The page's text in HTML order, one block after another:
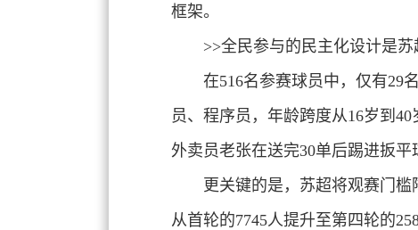
框架。
>>全民参与的民主化设计是苏
在516名参赛球员中，仅有29
员、程序员，年龄跨度从16岁到
外卖员老张在送完30单后踢进扳
更关键的是，苏超将观赛门
从首轮的7745人提升至第四轮的